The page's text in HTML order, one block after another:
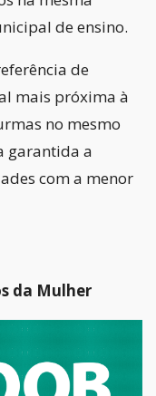
de ensino.
de
mais próxima à
no mesmo
garantida a
com a menor
da Mulher